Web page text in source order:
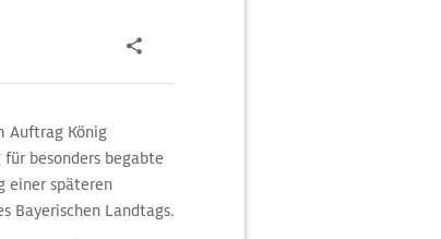
Auftrag König
besonders begabte
einer späteren
Bayerischen Landtags.